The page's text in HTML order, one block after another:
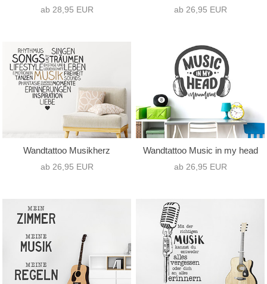
ab 28,95 EUR ab 26,95 EUR
Wandtattoo Musikherz
ab 26,95 EUR
Wandtattoo Music in my head
ab 26,95 EUR